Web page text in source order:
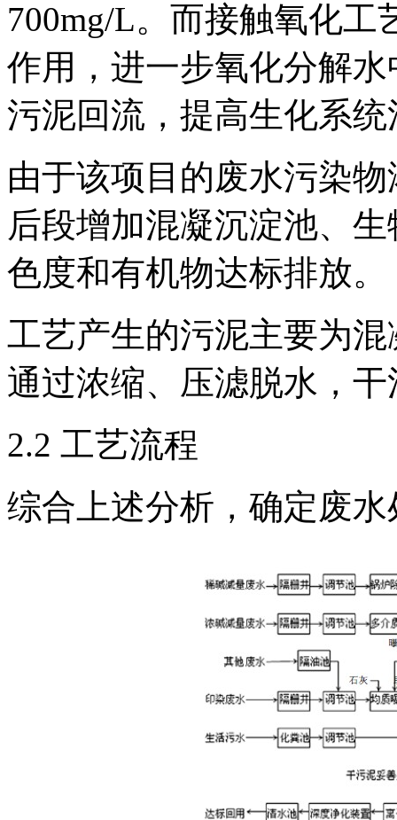
700mg/L。而接触氧化
作用，进一步氧化分解
污泥回流，提高生化系
由于该项目的废水污染
后段增加混凝沉淀池、
色度和有机物达标排放。
工艺产生的污泥主要为
通过浓缩、压滤脱水，
2.2 工艺流程
综合上述分析，确定废